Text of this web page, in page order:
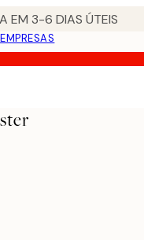
EM 3-6 DIAS ÚTEIS